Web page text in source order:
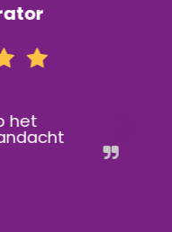
het